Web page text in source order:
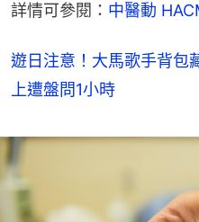
詳情可參閱： 中醫動
遊日注意！大馬歌手背
上遭盤問1小時